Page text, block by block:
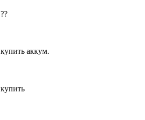
??
купить аккум.
купить